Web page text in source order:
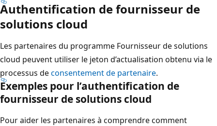
Authentification de fournisseur de
solutions cloud
Les partenaires du programme Fournisseur de solutions
cloud peuvent utiliser le jeton d’actualisation obtenu via le
processus deconsentement de partenaire.
Exemples pour l’authentification de
fournisseur de solutions cloud
Pour aider les partenaires à comprendre comment